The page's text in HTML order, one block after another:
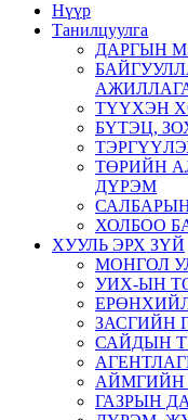
Нүүр
Танилцуулга
ДАРГЫН
ТҮҮХЭН
БҮТЭЦ,
ТӨРИЙН
ДҮРЭМ
ХОЛБОО
ХУУЛЬ ЭРХ ЗҮЙ
МОНГОЛ
УИХ-ЫН
ЗАСГИЙН
САЙДЫН
АЙМГИЙН
ГАЗРЫН